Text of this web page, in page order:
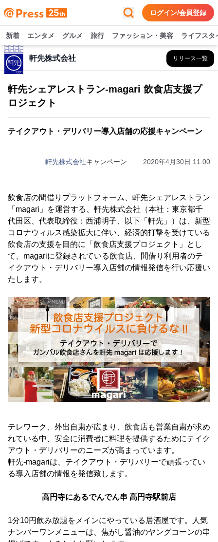
ログイン/会員登録
新着 エンタメ グルメ 旅行 ファッション・美容 ライフスタ
軒先株式会社 リリース一覧
軒先シェアレストラン-magari 飲食店支援プ
ロジェクト
テイクアウト・デリバリー導入店舗の応援キャンペーン
軒先株式会社キャンペーン 2020年4月30日 11:00
飲食店の間借りプラットフォーム、軒先シェアレストラン
「magari」を運営する、軒先株式会社（本社：東京都千
代田区、代表取締役：西浦明子、以下「軒先」）は、新型
コロナウィルス感染拡大に伴い、経済的打撃を受けている
飲食店の支援を目的に「飲食店支援プロジェクト」とし
て、magariに登録されている飲食店、間借り利用者のテ
イクアウト・デリバリー導入店舗の情報発信を行い応援い
たします。
テレワーク、外出自粛が広まり、飲食店も営業自粛が求め
れている中、安全に消費者に料理を提供するためにテイク
アウト・デリバリーのニーズが高まっています。
軒先-magariは、テイクアウト・デリバリーで頑張ってい
る導入店舗の情報を発信致します。
高円寺にあるでんでん串 高円寺駅前店
1分10円飲み放題をメインにやっている居酒屋です。人気
ナンバーワンメニューは、焦がし醤油のヤングコーンの串